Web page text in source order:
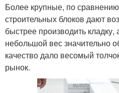
Более крупные, по
строительных блоков дают
быстрее производить кладку,
небольшой вес значительно
качество дало весомый
рынок.